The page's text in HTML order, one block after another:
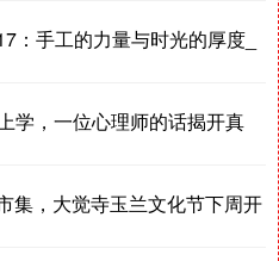
：手工的力量与时光的厚度_
学，一位心理师的话揭开真
集，大觉寺玉兰文化节下周开